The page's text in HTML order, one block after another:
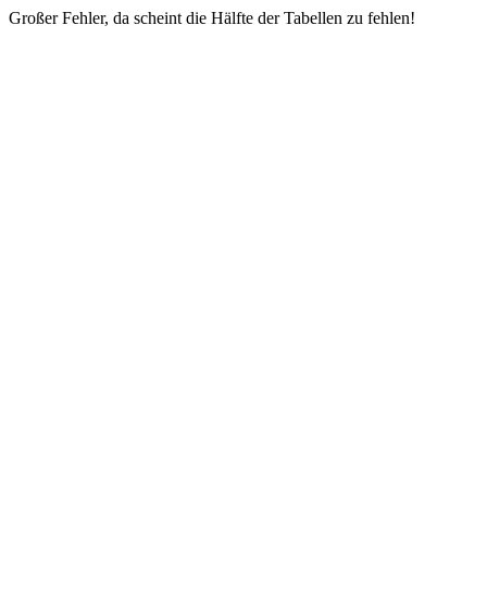
Großer Fehler, da scheint die Hälfte der Tabellen zu fehlen!